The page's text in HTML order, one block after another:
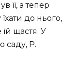
її, а тепер
до нього,
щастя. У
саду, Р.